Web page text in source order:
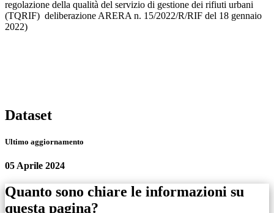
regolazione della qualità del servizio di gestione dei rifiuti urbani
(TQRIF) deliberazione ARERA n. 15/2022/R/RIF del 18 gennaio
2022)
Dataset
Ultimo aggiornamento
05 Aprile 2024
Quanto sono chiare le informazioni su
questa pagina?